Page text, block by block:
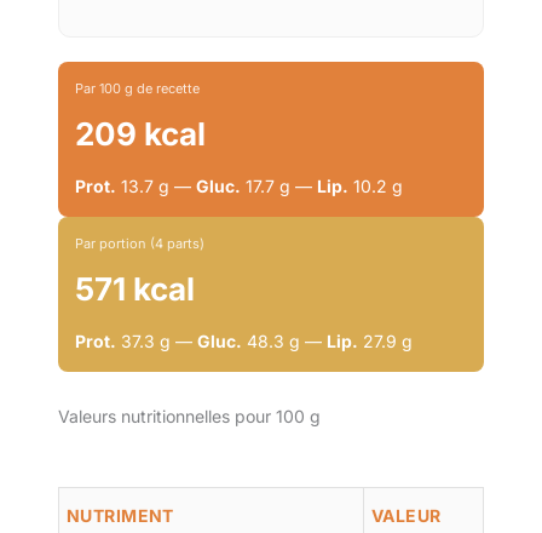
Par 100 g de recette
209 kcal
Prot. 13.7 g — Gluc. 17.7 g — Lip. 10.2 g
Par portion (4 parts)
571 kcal
Prot. 37.3 g — Gluc. 48.3 g — Lip. 27.9 g
Valeurs nutritionnelles pour 100 g
NUTRIMENT VALEUR